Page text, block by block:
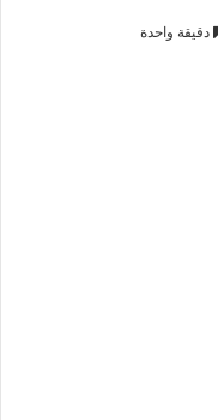
دقيقة واحدة